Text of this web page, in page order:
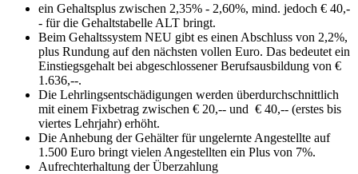
ein Gehaltsplus zwischen 2,35% - 2,60%, mind. jedoch € 40,-
- für die Gehaltstabelle ALT bringt.
Beim Gehaltssystem NEU gibt es einen Abschluss von 2,2%,
plus Rundung auf den nächsten vollen Euro. Das bedeutet ein
Einstiegsgehalt bei abgeschlossener Berufsausbildung von €
1.636,--.
Die Lehrlingsentschädigungen werden überdurchschnittlich
mit einem Fixbetrag zwischen € 20,-- und € 40,-- (erstes bis
viertes Lehrjahr) erhöht.
Die Anhebung der Gehälter für ungelernte Angestellte auf
1.500 Euro bringt vielen Angestellten ein Plus von 7%.
Aufrechterhaltung der Überzahlung